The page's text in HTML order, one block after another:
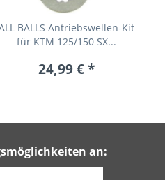
BALLS Antriebswellen-Kit
für KTM 125/150 SX...
24,99 € *
an: